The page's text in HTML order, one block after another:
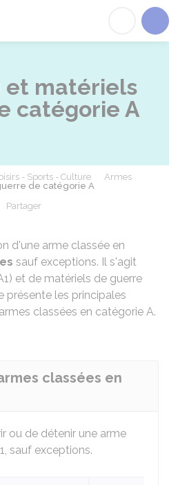
et matériels
catégorie A
- Sports - Culture
Armes
de catégorie A
Partager
d'une arme classée en
sauf exceptions. Il s'agit
et de matériels de guerre
présente les principales
classées en catégorie A.
classées en
ou de détenir une arme
sauf exceptions.